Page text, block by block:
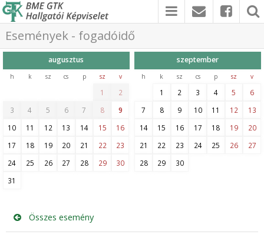
Események - fogadóidő
augusztus
h k sz cs p sz v
1
2
3
4 5 6 7 8
9
10
11 12 13 14 15
16
17
18 19 20 21 22
23
24
25 26 27 28 29
30
31
szeptember
h k sz cs p sz v
1 2 3 4 5
6
7
8 9 10 11 12
13
14
15 16 17 18 19
20
21
22 23 24 25 26
27
28
29 30
Összes esemény